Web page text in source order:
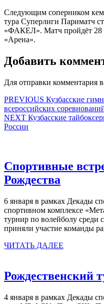
Следующим соперником
тура Суперлиги Париматч
«ФАКЕЛ». Матч пройдёт 28
«Арена».
Добавить
Для отправки комментария
Навигация
по
записям
PREVIOUS Предыдущая
запись:
Кузбасские
всероссийских
NEXT Следующая
запись:
Кузбасские
России
Спортивные
Рождества
6 января в рамках Декады
спортивном комплексе
турнир по волейболу
приняли участие команды
ЧИТАТЬ ДАЛЕЕ
Рождественский
4 января в рамках Декады